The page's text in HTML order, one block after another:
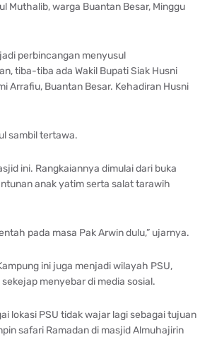
Muthalib, warga Buantan Besar, Minggu
perbincangan menyusul
tiba-tiba ada Wakil Bupati Siak Husni
Arrafiu, Buantan Besar. Kehadiran Husni
sambil tertawa.
ini. Rangkaiannya dimulai dari buka
anak yatim serta salat tarawih
pada masa Pak Arwin dulu,” ujarnya.
ini juga menjadi wilayah PSU,
menyebar di media sosial.
lokasi PSU tidak wajar lagi sebagai tujuan
safari Ramadan di masjid Almuhajirin